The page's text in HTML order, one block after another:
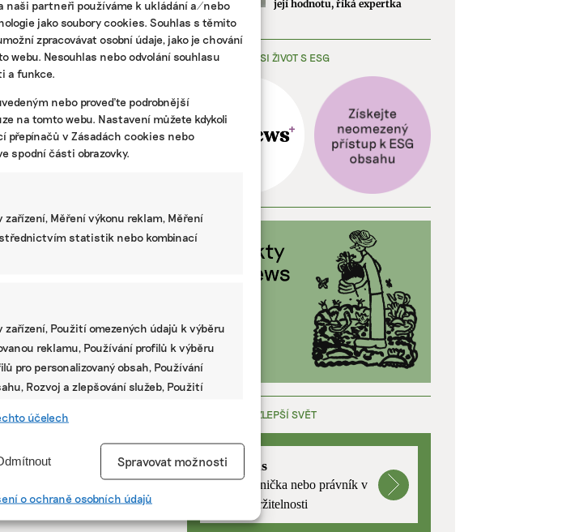
naši partneři používáme k ukládání a/nebo
jako soubory cookies. Souhlas s těmito
zpracovávat osobní údaje, jako je chování
webu. Nesouhlas nebo odvolání souhlasu
a funkce.
nebo proveďte podrobnější
na tomto webu. Nastavení můžete kdykoli
přepínačů v Zásadách cookies nebo
spodní části obrazovky.
Měření výkonu reklam, Měření
statistik nebo kombinací
Použití omezených údajů k výběru
reklamu, Používání profilů k výběru
pro personalizovaný obsah, Používání
Rozvoj a zlepšování služeb, Použití
údajů, Propojení různých
automaticky přenášených
účelech
Spravovat možnosti
o ochraně osobních údajů
její hodnotu, říká expertka
ZJEDNODUŠTE SI ŽIVOT S ESG
PRÁCE, KTERÁ ZLEPŠÍ SVĚT
mutualus
Stáž: právnička nebo právník v
oblasti udržitelnosti